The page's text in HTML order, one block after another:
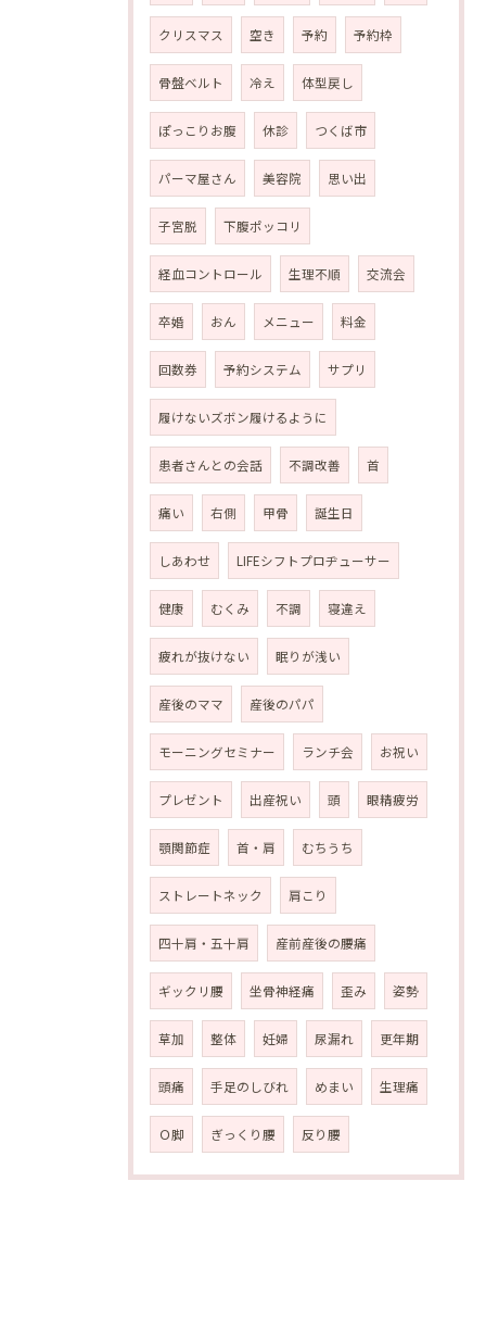
クリスマス 空き 予約 予約枠
骨盤ベルト 冷え 体型戻し
ぽっこりお腹 休診 つくば市
パーマ屋さん 美容院 思い出
子宮脱 下腹ポッコリ
経血コントロール 生理不順 交流会
卒婚 おん メニュー 料金
回数券 予約システム サプリ
履けないズボン履けるように
患者さんとの会話 不調改善 首
痛い 右側 甲骨 誕生日
しあわせ LIFEシフトプロヂューサー
健康 むくみ 不調 寝違え
疲れが抜けない 眠りが浅い
産後のママ 産後のパパ
モーニングセミナー ランチ会 お祝い
プレゼント 出産祝い 頭 眼精疲労
顎関節症 首・肩 むちうち
ストレートネック 肩こり
四十肩・五十肩 産前産後の腰痛
ギックリ腰 坐骨神経痛 歪み 姿勢
草加 整体 妊婦 尿漏れ 更年期
頭痛 手足のしびれ めまい 生理痛
Ｏ脚 ぎっくり腰 反り腰